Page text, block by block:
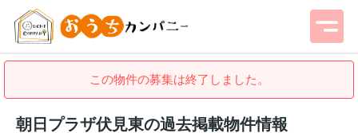
この物件の募集は終了しました。
朝日プラザ伏見東の過去掲載物件情報